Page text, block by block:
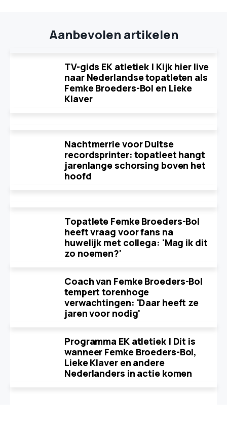
Aanbevolen artikelen
TV-gids EK atletiek | Kijk hier live
naar Nederlandse topatleten als
Femke Broeders-Bol en Lieke
Klaver
Nachtmerrie voor Duitse
recordsprinter: topatleet hangt
jarenlange schorsing boven het
hoofd
Topatlete Femke Broeders-Bol
heeft vraag voor fans na
huwelijk met collega: 'Mag ik dit
zo noemen?'
Coach van Femke Broeders-Bol
tempert torenhoge
verwachtingen: 'Daar heeft ze
jaren voor nodig'
Programma EK atletiek | Dit is
wanneer Femke Broeders-Bol,
Lieke Klaver en andere
Nederlanders in actie komen